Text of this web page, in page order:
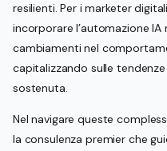
resilienti. Per i marketer
incorporare l’automazione
cambiamenti nel
capitalizzando sulle
sostenuta.
Nel navigare queste
la consulenza premier che